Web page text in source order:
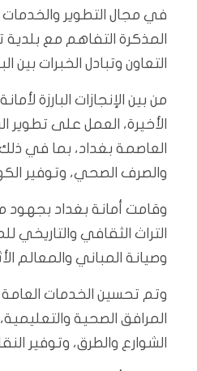
في مجال التطوير
المذكرة التفاهم مع
التعاون وتبادل الخبرات بين
من بين الإنجازات البارزة
الأخيرة، العمل على تطوير
العاصمة بغداد، بما في
والصرف الصحي، وتوفير
وقامت أمانة بغداد
التراث الثقافي والتاريخي
وصيانة المباني والمعالم
وتم تحسين الخدمات
المرافق الصحية
الشوارع والطرق، وتوفير